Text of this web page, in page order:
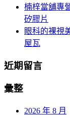
楠梓當舖專
矽膠片
眼科的裸視
屋瓦
近期留言
彙整
2026 年 8 月